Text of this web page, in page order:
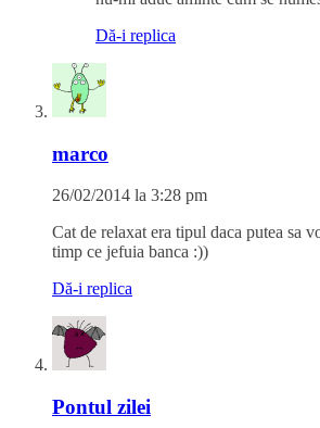
Dă-i replica
marco
26/02/2014 la 3:28 pm
Cat de relaxat era tipul daca putea sa
timp ce jefuia banca :))
Dă-i replica
Pontul zilei